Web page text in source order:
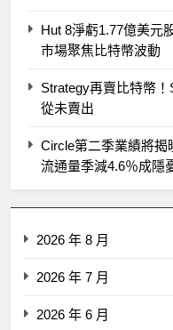
Hut 8淨虧1.77億美元
市場聚焦比特幣波動
Strategy再賣比特幣
從未賣出
Circle第二季業績將揭
流通量季減4.6％成隱
2026 年 8 月
2026 年 7 月
2026 年 6 月